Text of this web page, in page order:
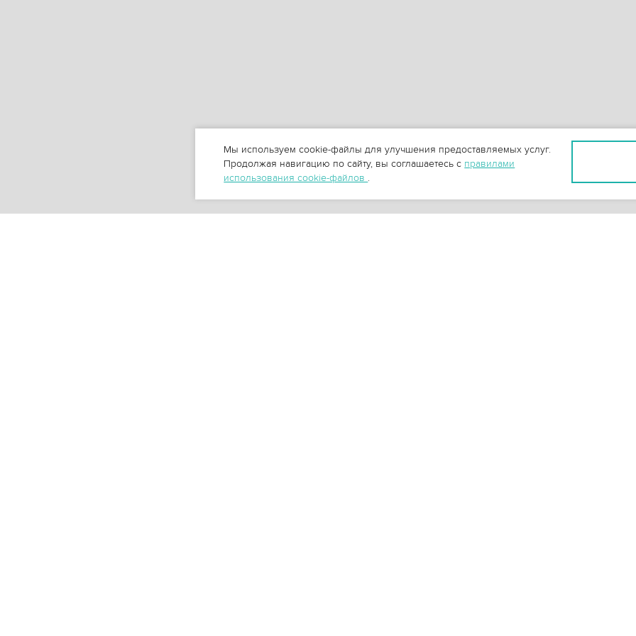
Мы используем cookie-файлы для улучшения предоставляемых услуг.
Продолжая навигацию по сайту, вы соглашаетесь с правилами
использования cookie-файлов .